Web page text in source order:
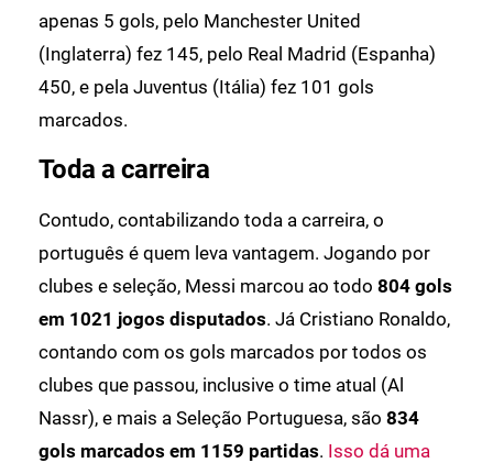
apenas 5 gols, pelo Manchester United
(Inglaterra) fez 145, pelo Real Madrid (Espanha)
450, e pela Juventus (Itália) fez 101 gols
marcados.
Toda a carreira
Contudo, contabilizando toda a carreira, o
português é quem leva vantagem. Jogando por
clubes e seleção, Messi marcou ao todo 804 gols
em 1021 jogos disputados. Já Cristiano Ronaldo,
contando com os gols marcados por todos os
clubes que passou, inclusive o time atual (Al
Nassr), e mais a Seleção Portuguesa, são 834
gols marcados em 1159 partidas. Isso dá uma